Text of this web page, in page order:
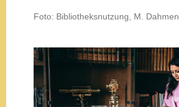
Foto: Bibliotheksnutzung, M. Dahmen